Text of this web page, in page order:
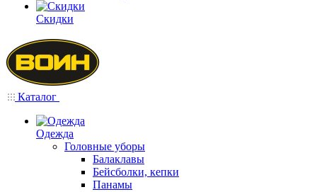
Скидки
Каталог
Одежда
Головные уборы
Балаклавы
Бейсболки, кепки
Панамы